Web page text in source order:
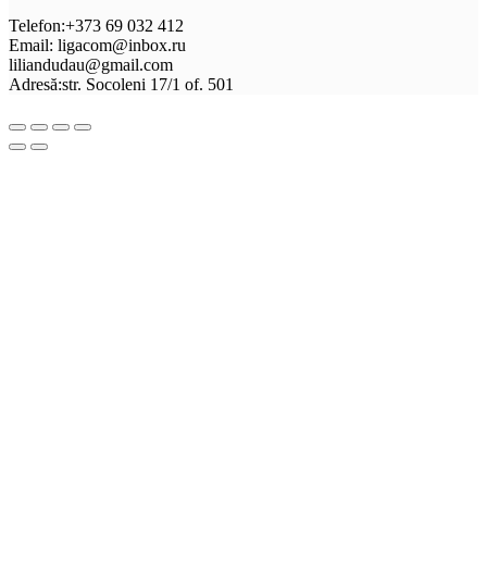
Telefon:+373 69 032 412
Email: ligacom@inbox.ru
liliandudau@gmail.com
Adresă:str. Socoleni 17/1 of. 501